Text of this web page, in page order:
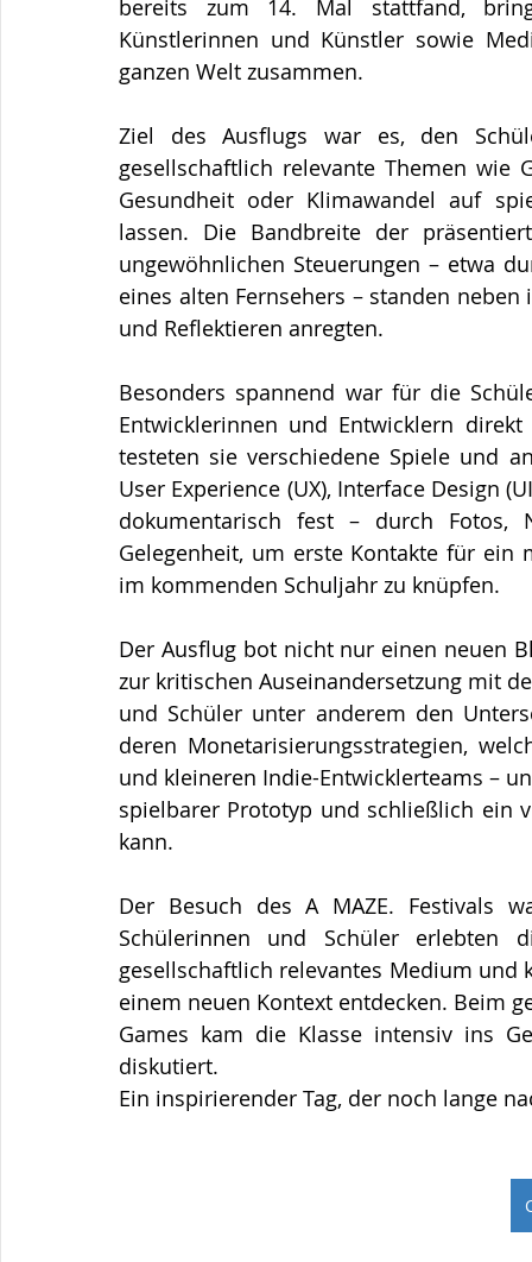
bereits zum 14. Mal stattfand,
Künstlerinnen und Künstler sowie
ganzen Welt zusammen.
Ziel des Ausflugs war es, den
gesellschaftlich relevante Themen wie
Gesundheit oder Klimawandel auf
lassen. Die Bandbreite der
ungewöhnlichen Steuerungen – etwa
eines alten Fernsehers – standen
und Reflektieren anregten.
Besonders spannend war für die
Entwicklerinnen und Entwicklern
testeten sie verschiedene Spiele und
User Experience (UX), Interface Design
dokumentarisch fest – durch
Gelegenheit, um erste Kontakte für ein
im kommenden Schuljahr zu knüpfen.
Der Ausflug bot nicht nur einen neuen
zur kritischen Auseinandersetzung mit
und Schüler unter anderem den
deren Monetarisierungsstrategien,
und kleineren Indie-Entwicklerteams –
spielbarer Prototyp und schließlich ein
kann.
Der Besuch des A MAZE. Festivals
Schülerinnen und Schüler erlebten
gesellschaftlich relevantes Medium und
einem neuen Kontext entdecken. Beim
Games kam die Klasse intensiv ins
diskutiert.
Ein inspirierender Tag, der noch lange